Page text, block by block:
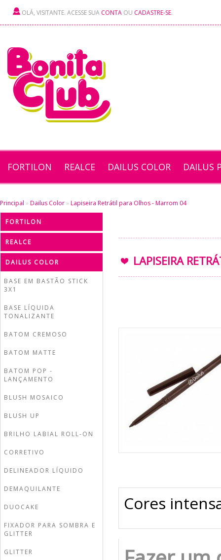
OLÁ, VISITANTE. ACESSE SUA CONTA OU CADASTRE-SE.
FORTILON REALCE DAILUS COLOR DAILUS
Principal » Dailus Color » Lapiseira Retrátil para Olhos - Marrom 04
FORTILON
REALCE
DAILUS COLOR
BASE EM BASTÃO STICK
3X1
BASE LÍQUIDA
TONALIZANTE
BATOM CREMOSO
BATOM MATTE
BATOM POP -
LANÇAMENTO
BLUSH MOSAICO
BLUSH UP
BRILHO LABIAL ROLL-ON
CORRETIVO
DELINEADOR LÍQUIDO
DEMAQUILANTE
DUOCAKE
FIXADOR PARA SOMBRA E
GLITTER
GLITTER
LAPISEIRA
Cores